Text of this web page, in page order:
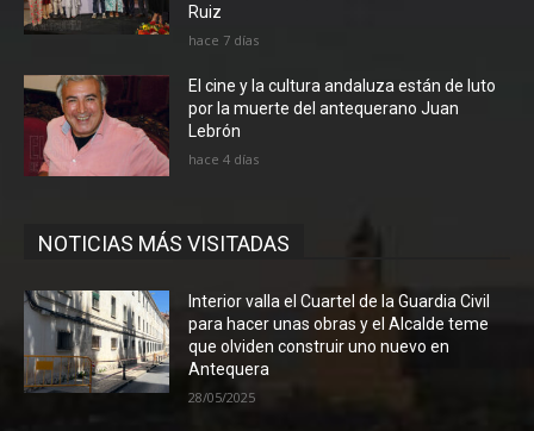
Ruiz
hace 7 días
El cine y la cultura andaluza están de luto
por la muerte del antequerano Juan
Lebrón
hace 4 días
NOTICIAS MÁS VISITADAS
Interior valla el Cuartel de la Guardia Civil
para hacer unas obras y el Alcalde teme
que olviden construir uno nuevo en
Antequera
28/05/2025